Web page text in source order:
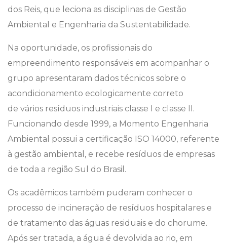
dos Reis, que leciona as disciplinas de Gestão
Ambiental e Engenharia da Sustentabilidade.
Na oportunidade, os profissionais do
empreendimento responsáveis em acompanhar o
grupo apresentaram dados técnicos sobre o
acondicionamento ecologicamente correto
de vários resíduos industriais classe I e classe II.
Funcionando desde 1999, a Momento Engenharia
Ambiental possui a certificação ISO 14000, referente
à gestão ambiental, e recebe resíduos de empresas
de toda a região Sul do Brasil.
Os acadêmicos também puderam conhecer o
processo de incineração de resíduos hospitalares e
de tratamento das águas residuais e do chorume.
Após ser tratada, a água é devolvida ao rio, em